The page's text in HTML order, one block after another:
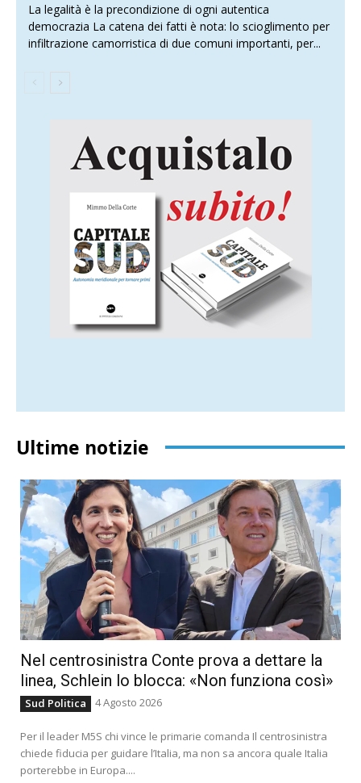
La legalità è la precondizione di ogni autentica
democrazia La catena dei fatti è nota: lo scioglimento per
infiltrazione camorristica di due comuni importanti, per...
Ultime notizie
Nel centrosinistra Conte prova a dettare la
linea, Schlein lo blocca: «Non funziona così»
Sud Politica 4 Agosto 2026
Per il leader M5S chi vince le primarie comanda Il centrosinistra
chiede fiducia per guidare l’Italia, ma non sa ancora quale Italia
porterebbe in Europa....